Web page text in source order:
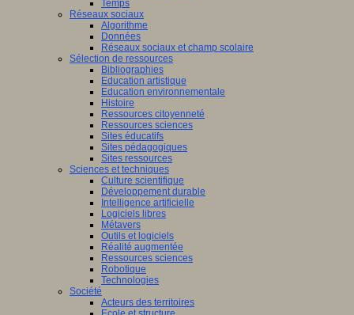
Temps
Réseaux sociaux
Algorithme
Données
Réseaux sociaux et champ scolaire
Sélection de ressources
Bibliographies
Education artistique
Education environnementale
Histoire
Ressources citoyenneté
Ressources sciences
Sites éducatifs
Sites pédagogiques
Sites ressources
Sciences et techniques
Culture scientifique
Développement durable
Intelligence artificielle
Logiciels libres
Métavers
Outils et logiciels
Réalité augmentée
Ressources sciences
Robotique
Technologies
Société
Acteurs des territoires